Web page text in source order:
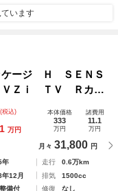
います
ケージ Ｈ ＳＥＮＳ
ＶＺｉ ＴＶ Ｒカメ
ＴＣ ＬＥＤライ
アルミ スマ－トキ
(税込)
1 万円
本体価格
333
万円
諸費用
11.1
万円
月々 31,800 円
年 走行
0.6万km
12月 排気
1500cc
備付 修復
なし